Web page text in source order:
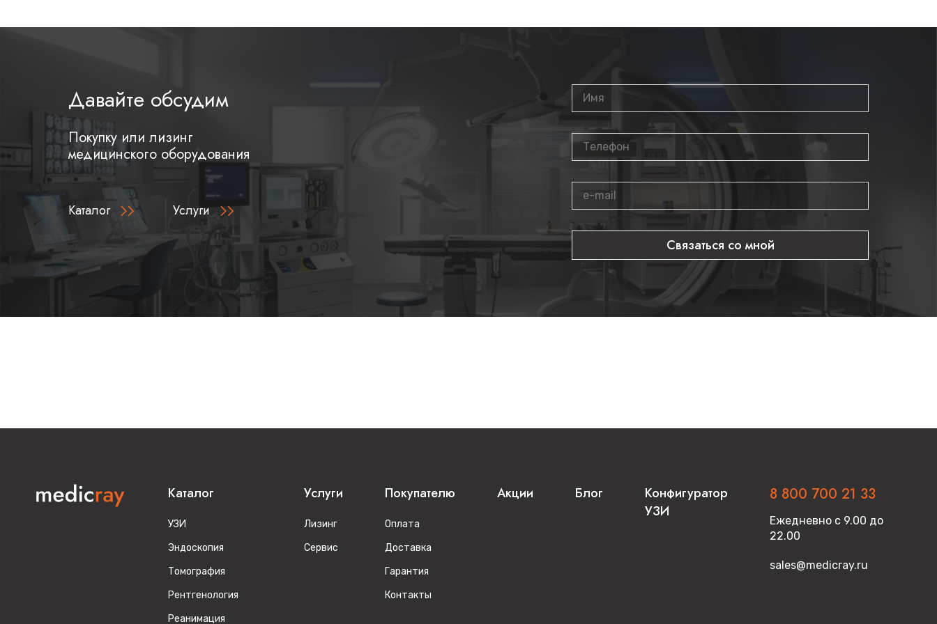
Давайте обсудим
Покупку или лизинг
медицинского оборудования
Каталог
Услуги
Связаться со мной
Каталог
УЗИ
Эндоскопия
Томография
Рентгенология
Реанимация
Услуги
Лизинг
Сервис
Покупателю
Оплата
Доставка
Гарантия
Контакты
Акции Блог
Конфигуратор
УЗИ
8 800 700 21 33
Ежедневно с 9.00 до
22.00
sales@medicray.ru